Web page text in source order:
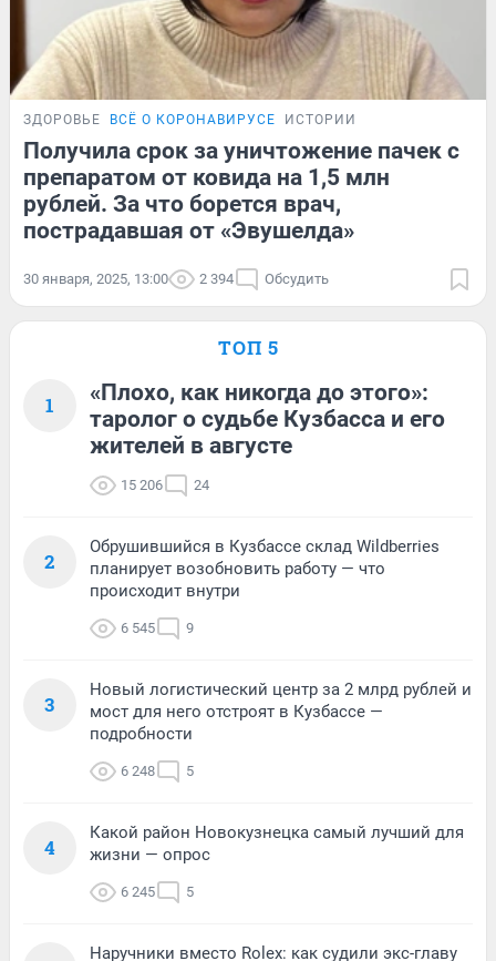
ЗДОРОВЬЕ ВСЁ О КОРОНАВИРУСЕ ИСТОРИИ
Получила срок за уничтожение пачек с
препаратом от ковида на 1,5 млн
рублей. За что борется врач,
пострадавшая от «Эвушелда»
30 января, 2025, 13:00 2 394 Обсудить
ТОП 5
1
«Плохо, как никогда до этого»:
таролог о судьбе Кузбасса и его
жителей в августе
15 206 24
2
Обрушившийся в Кузбассе склад Wildberries
планирует возобновить работу — что
происходит внутри
6 545 9
3
Новый логистический центр за 2 млрд рублей и
мост для него отстроят в Кузбассе —
подробности
6 248 5
4
Какой район Новокузнецка самый лучший для
жизни — опрос
6 245 5
Наручники вместо Rolex: как судили экс-главу